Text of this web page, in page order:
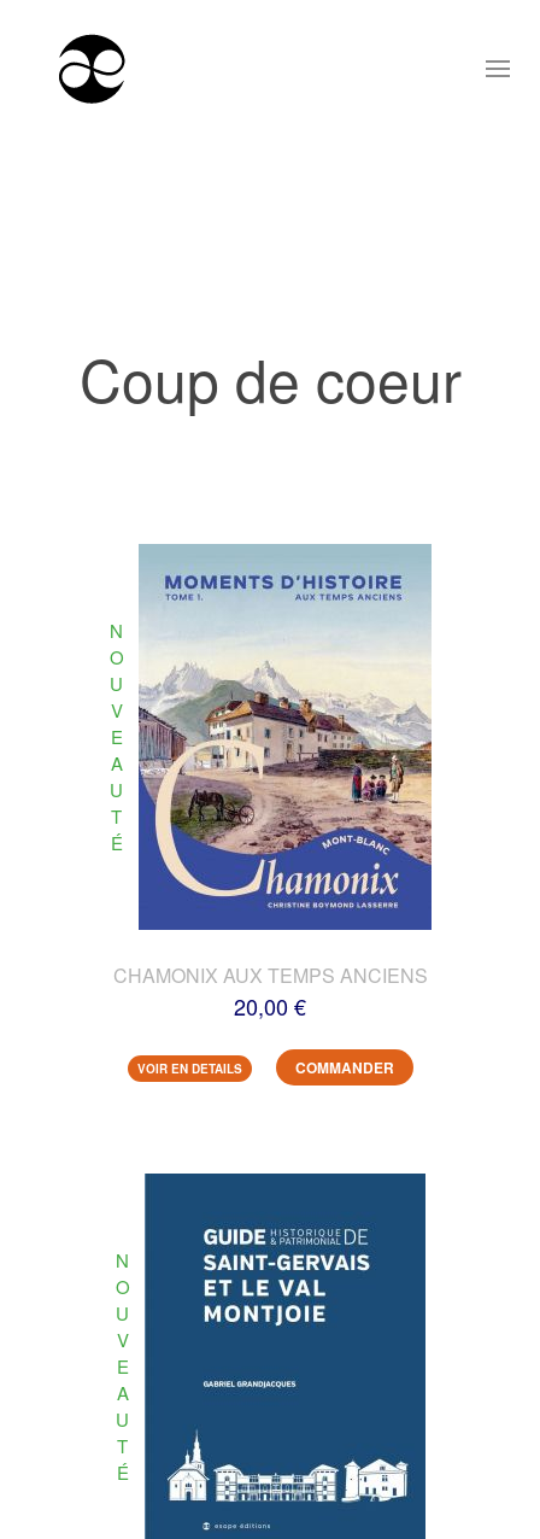
Coup de coeur
N
O
U
V
E
A
U
T
É
CHAMONIX AUX TEMPS ANCIENS
20,00 €
VOIR EN DETAILS COMMANDER
N
O
U
V
E
A
U
T
É